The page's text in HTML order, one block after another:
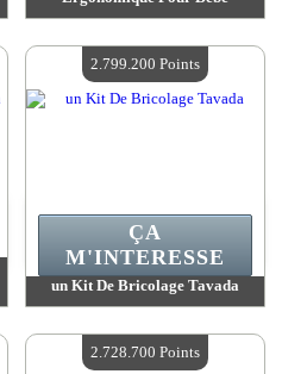
Quantité Disponible :4
un Kit De Bricolage Tavada
Quantité Disponible :4
ÇA
M'INTERESSE
2.799.200 Points
2.728.700 Points